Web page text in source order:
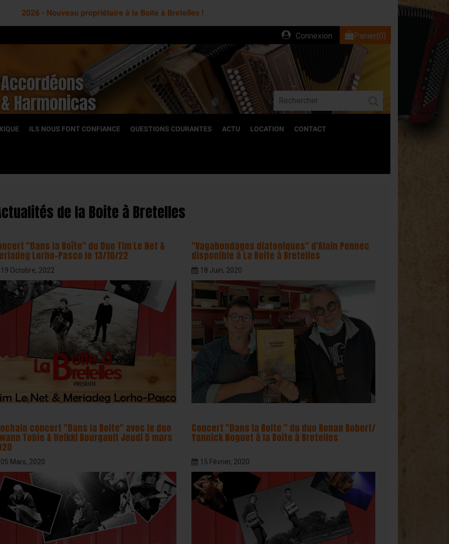
2026 - Nouveau propriétaire à la Boite à Bretelles !
Connexion Panier(0)
Accordéons
& Harmonicas
Accordéons diatoniques
ILS NOUS FONT CONFIANCE QUESTIONS COURANTES ACTU LOCATION CONTACT
de la Boite à Bretelles
"Dans la Boîte" du Duo Tim Le Net &
Lorho-Pasco le 13/10/22
Octobre, 2022
"Vagabondages diatoniques" d'Alain Pennec
disponible à La Boite à Bretelles
18 Juin, 2020
concert "Dans la Boite" avec le duo
Tobie & Heikki Bourgault Jeudi 5 mars
Mars, 2020
Concert "Dans la Boite " du duo Ronan Robert/
Yannick Noguet à la Boite à Bretelles
15 Février, 2020